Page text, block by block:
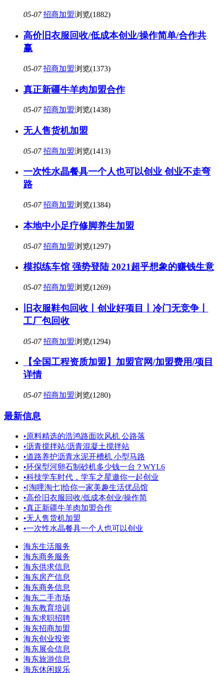
05-07 招商加盟浏览(1882)
高价旧衣服回收/低成本创业/操作简单/合作共
赢
05-07 招商加盟浏览(1373)
真正新疆牛羊肉加盟合作
05-07 招商加盟浏览(1438)
无人售货机加盟
05-07 招商加盟浏览(1413)
一次性水晶餐具一个人也可以创业 创业不走弯
路
05-07 招商加盟浏览(1384)
本地中小足疗修脚养生加盟
05-07 招商加盟浏览(1297)
模拟练车馆 强势登陆 2021超乎想象的赚钱生意
05-07 招商加盟浏览(1269)
旧衣服鞋包回收丨创业好项目丨冷门无竞争丨
工厂包回收
05-07 招商加盟浏览(1294)
【全国工程资质加盟】加盟官网/加盟费用/项目
详情
05-07 招商加盟浏览(1280)
最新信息
•原料精选的浩鸿路面吹风机 公路落
•沥青搅拌站/沥青混凝土搅拌站
•道路养护沥青水泥开槽机 小型马路
•环保型河卵石制砂机多少钱一台？WYL6
•科技学车时代，学车之星邀你一起创业
•[淘哩淘七]给你一家美趣生活优品馆
•高价旧衣服回收/低成本创业/操作简
•真正新疆牛羊肉加盟合作
•无人售货机加盟
•一次性水晶餐具一个人也可以创业
海东生活服务
海东商务服务
海东供求信息
海东房产信息
海东商务信息
海东二手市场
海东教育培训
海东求职招聘
海东招商加盟
海东创业投资
海东展会信息
海东旅游信息
海东休闲娱乐